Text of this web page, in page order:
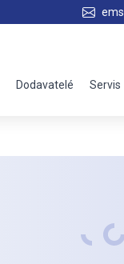
ems
Dodavatelé Servis